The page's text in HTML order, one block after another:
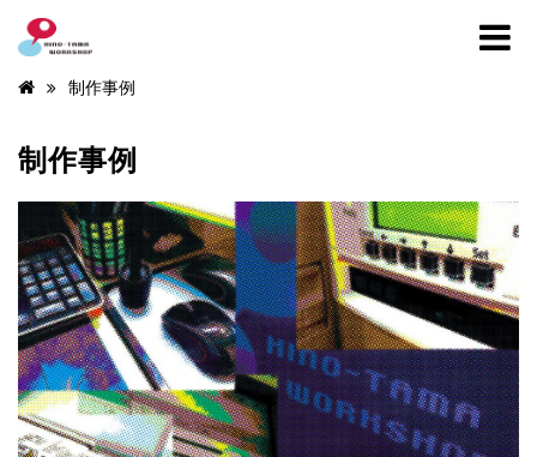
制作事例
制作事例